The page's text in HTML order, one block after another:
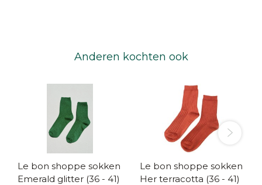
Anderen kochten ook
Le bon shoppe sokken
Emerald glitter (36 - 41)
Le bon shoppe sokken
Her terracotta (36 - 41)